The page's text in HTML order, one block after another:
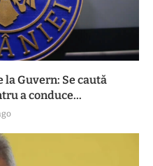
la Guvern: Se caută
a conduce...